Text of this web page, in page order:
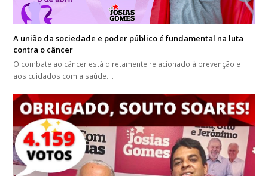
A união da sociedade e poder público é fundamental na luta
contra o câncer
O combate ao câncer está diretamente relacionado à prevenção e
aos cuidados com a saúde.…